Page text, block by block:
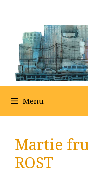
conținut
Menu
Martie
ROST